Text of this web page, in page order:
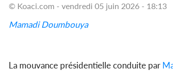
© Koaci.com - vendredi 05 juin 2026 - 18:13
Mamadi Doumbouya
La mouvance présidentielle conduite par